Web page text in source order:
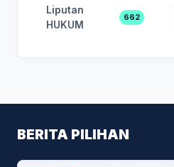
Liputan
HUKUM
662
BERITA PILIHAN